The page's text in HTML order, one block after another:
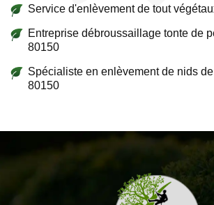
Service d'enlèvement de tout
Entreprise débroussaillage tonte de
80150
Spécialiste en enlèvement de nids
80150